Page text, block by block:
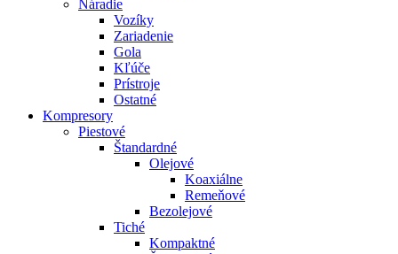
Náradie
Vozíky
Zariadenie
Gola
Kľúče
Prístroje
Ostatné
Kompresory
Piestové
Štandardné
Olejové
Koaxiálne
Remeňové
Bezolejové
Tiché
Kompaktné